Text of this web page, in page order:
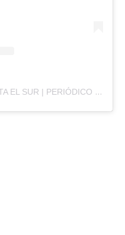
A POST SHARED BY DESPIERTA EL SUR | PERIÓDICO DIGITAL (@DESPIERTAELSURR)